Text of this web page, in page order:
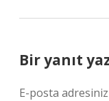
Bir yanıt
E-posta